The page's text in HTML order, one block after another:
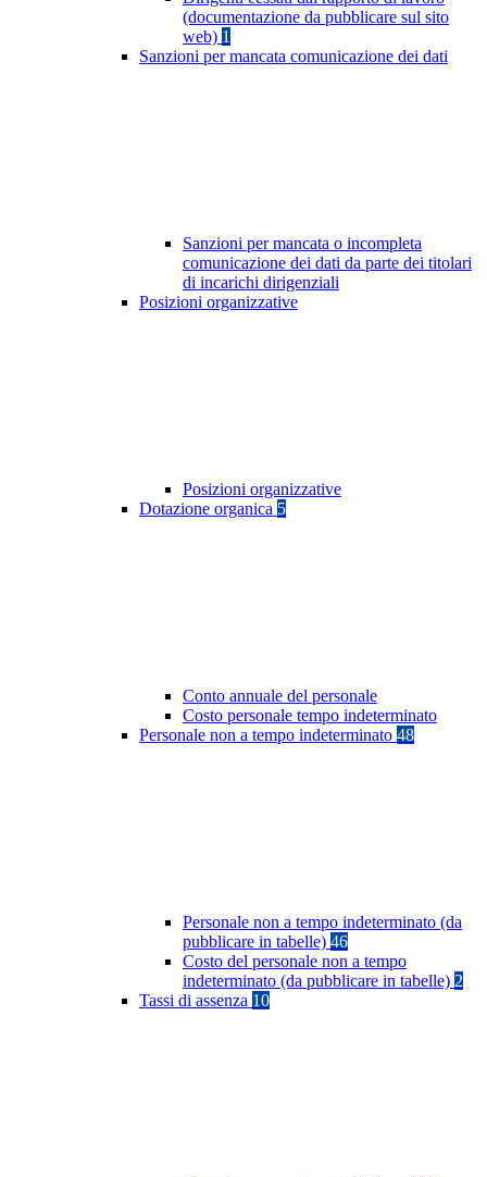
(documentazione da pubblicare sul sito
web) 1
Sanzioni per mancata comunicazione dei dati
Sanzioni per mancata o incompleta
comunicazione dei dati da parte dei titolari
di incarichi dirigenziali
Posizioni organizzative
Posizioni organizzative
Dotazione organica 5
Conto annuale del personale
Costo personale tempo indeterminato
Personale non a tempo indeterminato 48
Personale non a tempo indeterminato (da
pubblicare in tabelle) 46
Costo del personale non a tempo
indeterminato (da pubblicare in tabelle) 2
Tassi di assenza 10